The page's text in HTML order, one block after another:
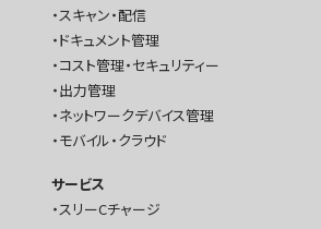
スキャン・配信
ドキュメント管理
コスト管理・セキュリティー
出力管理
ネットワークデバイス管理
モバイル・クラウド
サービス
スリーCチャージ